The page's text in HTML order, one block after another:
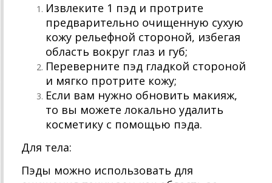
Извлеките 1 пэд и протрите
предварительно очищенную сухую
кожу рельефной стороной, избегая
область вокруг глаз и губ;
Переверните пэд гладкой стороной
и мягко протрите кожу;
Если вам нужно обновить макияж,
то вы можете локально удалить
косметику с помощью пэда.
Для тела:
Пэды можно использовать для